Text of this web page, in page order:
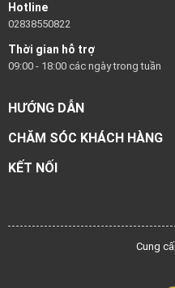
Hotline
02838550822
Thời gian hỗ trợ
09:00 - 18:00 các ngày trong tuần
HƯỚNG DẪN
CHĂM SÓC KHÁCH HÀNG
KẾT NỐI
Cung